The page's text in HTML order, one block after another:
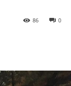
0
86